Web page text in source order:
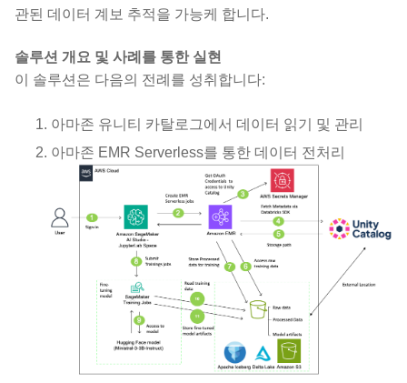
관된 데이터 계보 추적을 가능케 합니다.
솔루션 개요 및 사례를 통한 실현
이 솔루션은 다음의 전례를 성취합니다:
아마존 유니티 카탈로그에서 데이터 읽기 및 관리
아마존 EMR Serverless를 통한 데이터 전처리